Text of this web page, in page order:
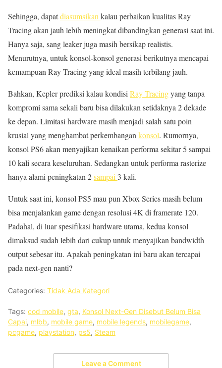
Sehingga, dapatdiasumsikan kalau perbaikan kualitas Ray
Tracing akan jauh lebih meningkat dibandingkan generasi saat ini.
Hanya saja, sang leaker juga masih bersikap realistis.
Menurutnya, untuk konsol-konsol generasi berikutnya mencapai
kemampuan Ray Tracing yang ideal masih terbilang jauh.
Bahkan, Kepler prediksi kalau kondisi Ray Tracingyang tanpa
kompromi sama sekali baru bisa dilakukan setidaknya 2 dekade
ke depan. Limitasi hardware masih menjadi salah satu poin
krusial yang menghambat perkembangan konsol. Rumornya,
konsol PS6 akan menyajikan kenaikan performa sekitar 5 sampai
10 kali secara keseluruhan. Sedangkan untuk performa rasterize
hanya alami peningkatan 2sampai 3 kali.
Untuk saat ini, konsol PS5 mau pun Xbox Series masih belum
bisa menjalankan game dengan resolusi 4K di framerate 120.
Padahal, di luar spesifikasi hardware utama, kedua konsol
dimaksud sudah lebih dari cukup untuk menyajikan bandwidth
output sebesar itu. Apakah peningkatan ini baru akan tercapai
pada next-gen nanti?
Categories: Tidak Ada Kategori
Tags: cod mobile, gta, Konsol Next-Gen Disebut Belum Bisa
Capai, mlbb, mobile game, mobile legends, mobilegame,
pcgame, playstation, ps5, Steam
Leave a Comment